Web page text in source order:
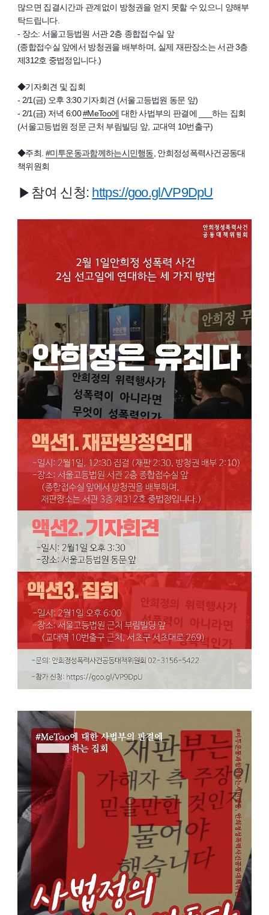
많으면 집결시간과 관계없이 방청권을 얻지 못할 수 있으니 양해부
탁드립니다.
- 장소: 서울고등법원 서관 2층 종합접수실 앞
(종합접수실 앞에서 방청권을 배부하며, 실제 재판장소는 서관 3층
제312호 중법정입니다.)
◆기자회견 및 집회
- 2/1(금) 오후 3:30 기자회견 (서울고등법원 동문 앞)
- 2/1(금) 저녁 6:00#MeToo에 대한 사법부의 판결에 ___하는 집회
(서울고등법원 정문 근처 부림빌딩 앞, 교대역 10번출구)
◆주최. #미투운동과함께하는시민행동 , 안희정성폭력사건공동대
책위원회
▶ 참여 신청: https://goo.gl/VP9DpU